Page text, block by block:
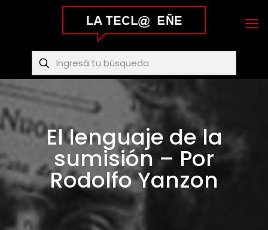
El lenguaje de la
sumisión – Por
Rodolfo Yanzon